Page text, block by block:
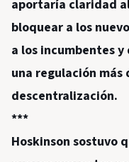
aportaría claridad
bloquear a los
a los incumbentes
una regulación más
descentralización.
***
Hoskinson sostuvo